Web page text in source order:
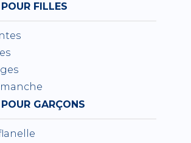
FILLES
GARÇONS